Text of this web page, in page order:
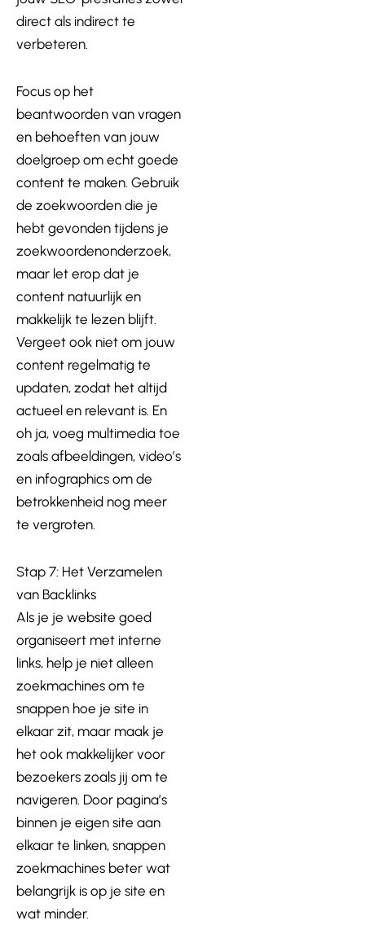
direct als indirect te
verbeteren.
Focus op het
beantwoorden van vragen
en behoeften van jouw
doelgroep om echt goede
content te maken. Gebruik
de zoekwoorden die je
hebt gevonden tijdens je
zoekwoordenonderzoek,
maar let erop dat je
content natuurlijk en
makkelijk te lezen blijft.
Vergeet ook niet om jouw
content regelmatig te
updaten, zodat het altijd
actueel en relevant is. En
oh ja, voeg multimedia toe
zoals afbeeldingen, video’s
en infographics om de
betrokkenheid nog meer
te vergroten.
Stap 7: Het Verzamelen
van Backlinks
Als je je website goed
organiseert met interne
links, help je niet alleen
zoekmachines om te
snappen hoe je site in
elkaar zit, maar maak je
het ook makkelijker voor
bezoekers zoals jij om te
navigeren. Door pagina’s
binnen je eigen site aan
elkaar te linken, snappen
zoekmachines beter wat
belangrijk is op je site en
wat minder.